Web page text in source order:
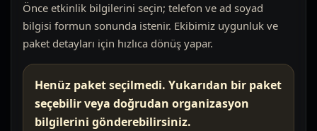
Önce etkinlik bilgilerini seçin; telefon ve ad soyad
bilgisi formun sonunda istenir. Ekibimiz uygunluk ve
paket detayları için hızlıca dönüş yapar.
Henüz paket seçilmedi. Yukarıdan bir paket
seçebilir veya doğrudan organizasyon
bilgilerini gönderebilirsiniz.